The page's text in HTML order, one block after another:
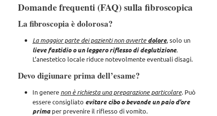
Domande frequenti (FAQ) sulla fibroscopica
La fibroscopia è dolorosa?
La maggior parte dei pazienti non avvertedolore, solo un
lieve fastidio o un leggero riflesso di deglutizione.
L’anestetico locale riduce notevolmente eventuali disagi.
Devo digiunare prima dell’esame?
In genere non è richiesta una preparazione particolare. Può
essere consigliato evitare cibo o bevande un paio d’ore
primaper prevenire il riflesso di vomito.